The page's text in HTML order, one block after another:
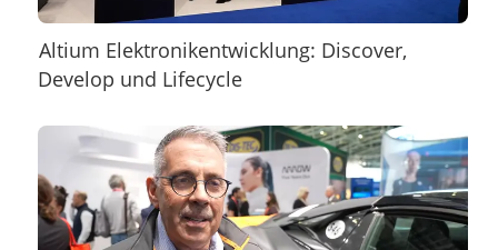
Altium Elektronikentwicklung: Discover,
Develop und Lifecycle